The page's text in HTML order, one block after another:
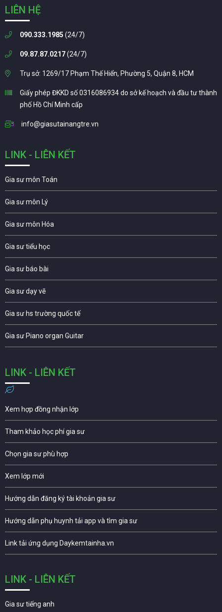
LIÊN HỆ
090.333.1985 (24/7)
09.87.87.0217(24/7)
Trụ sở: 1269/17 Phạm Thế Hiển, Phường 5, Quận 8, HCM
Giấy phép ĐKKD số 0316086934 do sở kế hoạch và đầu tư thành
phố Hồ Chí Minh cấp
info@giasutainangtre.vn
LINK - LIÊN KẾT
Gia sư môn Toán
Gia sư môn Lý
Gia sư môn Hóa
Gia sư tiểu học
Gia sư báo bài
Gia sư dạy vẽ
Gia sư hs trường quốc tế
Gia sư Piano organ Guitar
LINK - LIÊN KẾT
Xem hợp đồng nhận lớp
Tham khảo học phí gia sư
Chọn gia sư phù hợp
Xem lớp mới
Hướng dẫn đăng ký tài khoản gia sư
Hướng dẫn phụ huynh tải app và tìm gia sư
Link tải ứng dụng Daykemtainha.vn
LINK - LIÊN KẾT
Gia sư tiếng anh